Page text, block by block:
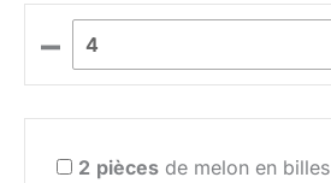
–
2 pièces de melon en billes